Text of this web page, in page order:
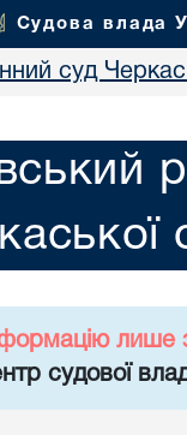
Судова влада
суд
лише
судової